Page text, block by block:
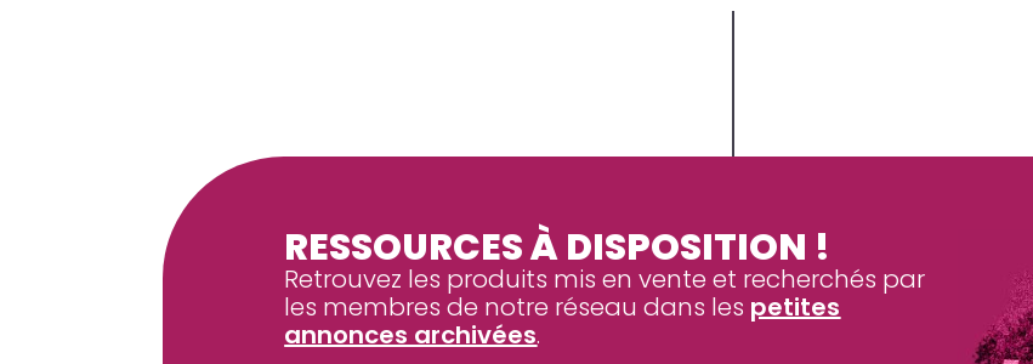
RESSOURCES À DISPOSITION !
Retrouvez les produits mis en vente et recherchés par
les membres de notre réseau dans les petites
annonces archivées.